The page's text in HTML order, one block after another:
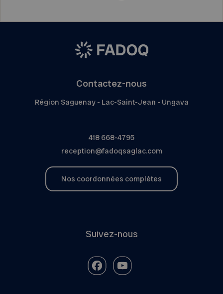
Contactez-nous
Région Saguenay - Lac-Saint-Jean - Ungava
418 668-4795
reception@fadoqsaglac.com
Nos coordonnées complètes
Suivez-nous